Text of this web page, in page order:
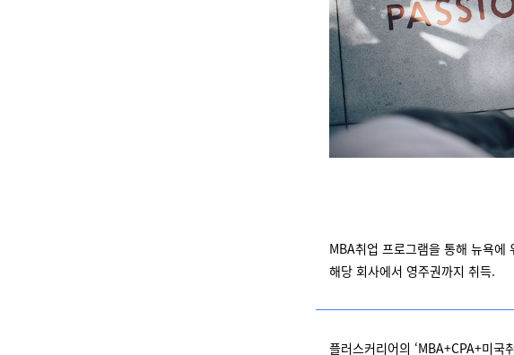
MBA취업 프로그램을 통해 뉴욕에
해당 회사에서 영주권까지 취득.
플러스커리어의 ‘MBA+CPA+미국